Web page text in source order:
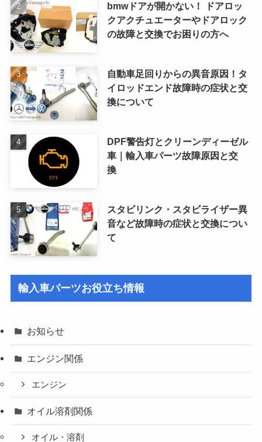
bmwドアが開かない！ ドアロッ
クアクチュエーターやドアロック
の故障と交換でお困りの方へ
自動車足回りからの異音原因！タ
イロッドエンド故障時の症状と交
換について
DPF警告灯とクリーンディーゼル
車｜輸入車パーツ故障原因と交
換
スタビリンク・スタビライザー異
音など故障時の症状と交換につい
て
輸入車パーツお役立ち情報
お知らせ
エンジン関係
エンジン
オイル溶剤関係
オイル・溶剤